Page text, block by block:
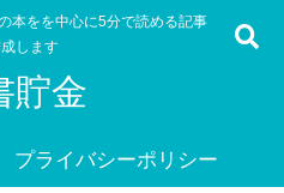
本をを中心に5分で読める記事
します
貯金
プライバシーポリシー